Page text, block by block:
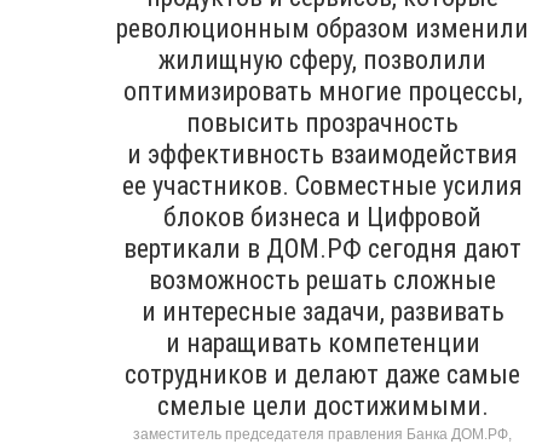
революционным образом изменили
жилищную сферу, позволили
оптимизировать многие процессы,
повысить прозрачность
и эффективность взаимодействия
ее участников. Совместные усилия
блоков бизнеса и Цифровой
вертикали в ДОМ.РФ сегодня дают
возможность решать сложные
и интересные задачи, развивать
и наращивать компетенции
сотрудников и делают даже самые
смелые цели достижимыми.
заместитель председателя правления Банка ДОМ.РФ,